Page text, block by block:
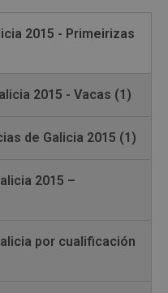
2015 - Primeirizas
2015 - Vacas (1)
de Galicia 2015 (1)
2015 –
por cualificación